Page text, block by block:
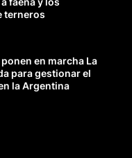
terneros
en marcha La
para gestionar el
la Argentina